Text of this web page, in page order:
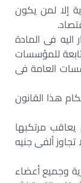
إلا لمن يكون
فى المادة
للمؤسسات
العامة فى
هذا القانون
مرتكبها
ألفى جنيه
وجميع أعضاء